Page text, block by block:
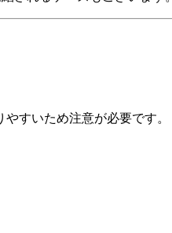
すいため注意が必要です。